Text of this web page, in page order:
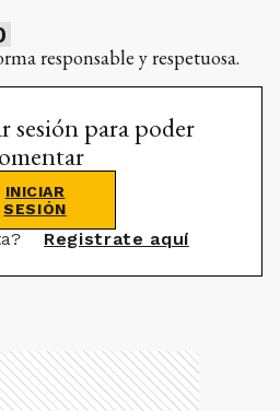
responsable y respetuosa.
sesión para poder
INICIAR
SESIÓN
Registrate aquí